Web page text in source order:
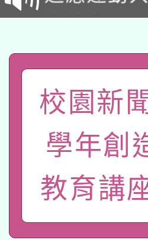
招)
本館辦理
暨閱讀推
A3數位素
「數位內
pilot」
有關大陸
轉知經濟
業技術研
用水績優
115年8月
桃園市孔
2026年桃
校園新
學年創
教育講